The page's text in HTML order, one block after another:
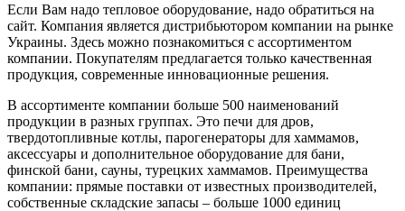
Если Вам надо тепловое оборудование, надо обратиться на
сайт. Компания является дистрибьютором компании на рынке
Украины. Здесь можно познакомиться с ассортиментом
компании. Покупателям предлагается только качественная
продукция, современные инновационные решения.
В ассортименте компании больше 500 наименований
продукции в разных группах. Это печи для дров,
твердотопливные котлы, парогенераторы для хаммамов,
аксессуары и дополнительное оборудование для бани,
финской бани, сауны, турецких хаммамов. Преимущества
компании: прямые поставки от известных производителей,
собственные складские запасы – больше 1000 единиц